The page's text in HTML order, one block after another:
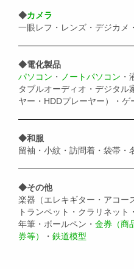
◆カメラ
一眼レフ・レンズ・デジカメ
◆電化製品
パソコン ・ ノートパソコン
タブルオーディオ・デジタル
ヤー・HDDプレーヤー）・ゲ
◆和服
留袖・小紋・訪問着・袋帯・
◆その他
楽器（エレキギター・アコー
トランペット・クラリネッ
年筆・ボールペン・ 金券（商
券等）
・ 鉄道模型